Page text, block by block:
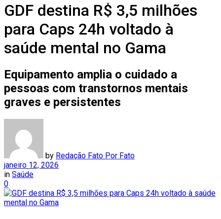
GDF destina R$ 3,5 milhões
para Caps 24h voltado à
saúde mental no Gama
Equipamento amplia o cuidado a
pessoas com transtornos mentais
graves e persistentes
by Redação Fato Por Fato
janeiro 12, 2026
in Saúde
0